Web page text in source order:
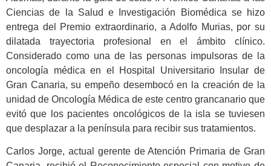
Ciencias de la Salud e Investigación Biomédica se hizo
entrega del Premio extraordinario, a Adolfo Murias, por su
dilatada trayectoria profesional en el ámbito clínico.
Considerado como una de las personas impulsoras de la
oncología médica en el Hospital Universitario Insular de
Gran Canaria, su empeño desembocó en la creación de la
unidad de Oncología Médica de este centro grancanario que
evitó que los pacientes oncológicos de la isla se tuviesen
que desplazar a la península para recibir sus tratamientos.
Carlos Jorge, actual gerente de Atención Primaria de Gran